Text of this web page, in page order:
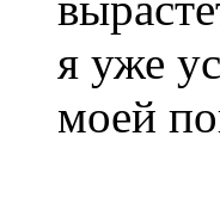
я уже
моей